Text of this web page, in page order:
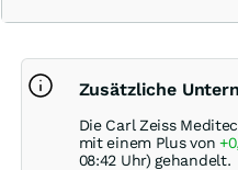
Zusätzliche
Die Carl Zeiss
mit einem Plus von
08:42 Uhr) gehandelt.